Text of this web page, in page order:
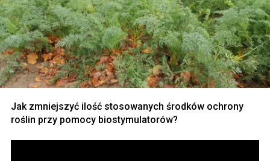
Jak zmniejszyć ilość stosowanych środków ochrony
roślin przy pomocy biostymulatorów?